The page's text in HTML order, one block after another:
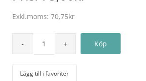
Exkl.moms:70,75kr
Lägg till i favoriter